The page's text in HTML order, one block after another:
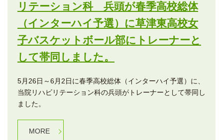
リテーション科 兵頭が春季高校総体
（インターハイ予選）に草津東高校女
子バスケットボール部にトレーナーと
して帯同しました。
5月26日～6月2日に春季高校総体（インターハイ予選）に、
当院リハビリテーション科の兵頭がトレーナーとして帯同し
ました。
MORE